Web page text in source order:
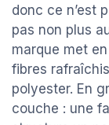
donc ce n’est
pas non plus
marque met
fibres
polyester. En
couche : une